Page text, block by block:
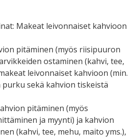
Makeat leivonnaiset kahvioon
pitäminen (myös riisipuuron
ostaminen (kahvi, tee,
leivonnaiset kahvioon (min.
purku sekä kahvion tiskeistä
pitäminen (myös
ja myynti) ja kahvion
(kahvi, tee, mehu, maito yms.),